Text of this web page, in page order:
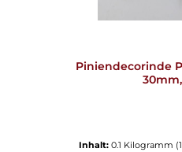
Piniendecorinde
Inhalt: 0.1 Kilogramm